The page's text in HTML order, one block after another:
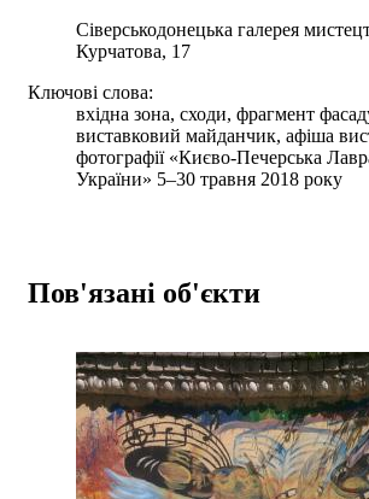
Сіверськодонецька галерея
Курчатова, 17
Ключові слова:
вхідна зона, сходи, фрагмент
виставковий майданчик, афіша
фотографії «Києво-Печерська
України» 5–30 травня 2018 року
Пов'язані об'єкти